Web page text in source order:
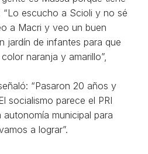
escucho a Scioli y no sé
a Macri y veo un buen
jardín de infantes para que
naranja y amarillo”,
“Pasaron 20 años y
socialismo parece el PRI
municipal para
a lograr”.